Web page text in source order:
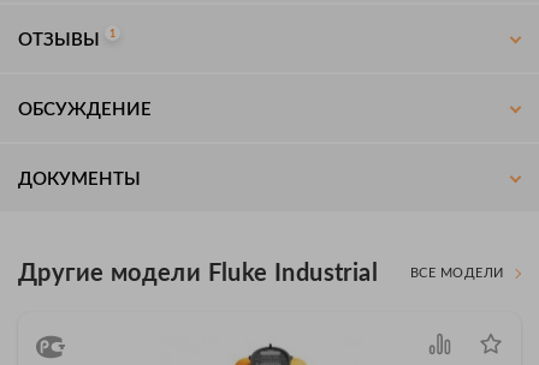
ОТЗЫВЫ 1
ОБСУЖДЕНИЕ
ДОКУМЕНТЫ
Другие модели Fluke Industrial ВСЕ МОДЕЛИ